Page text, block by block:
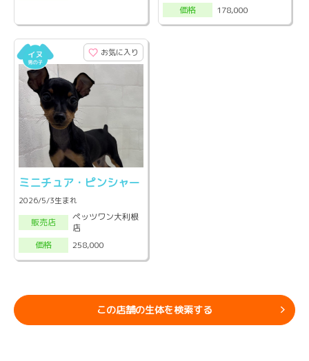
価格
178,000
お気に入り
ミニチュア・ピンシャー
2026/5/3生まれ
販売店
ペッツワン大利根
店
価格
258,000
この店舗の生体を検索する